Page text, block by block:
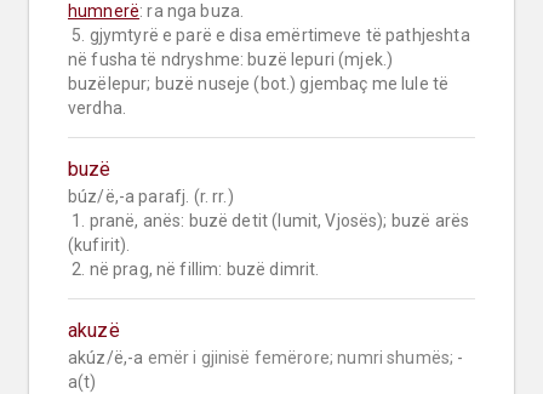
humnerë: ra nga buza.
në fusha të ndryshme: buzë lepuri (mjek.)
buzëlepur; buzë nuseje (bot.) gjembaç me lule të
verdha.
buzë
búz/ë,-a parafj. (r. rr.)
(kufirit).
2. në prag, në fillim: buzë dimrit.
akuzë
akúz/ë,-a emër i gjinisë femërore; numri shumës; -
a(t)